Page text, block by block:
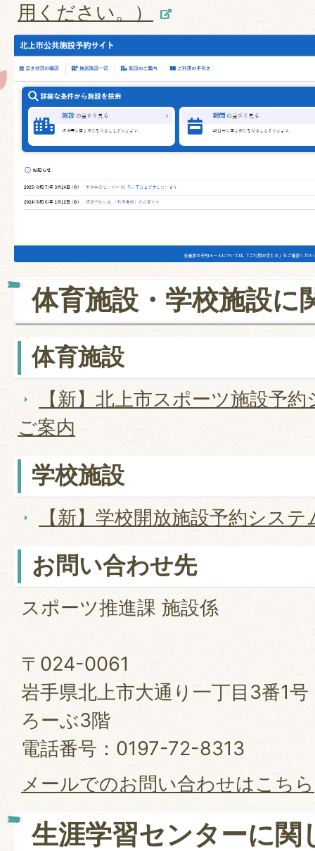
用ください。）
体育施設・学校施設に
体育施設
【新】北上市スポーツ施設予
ご案内
学校施設
【新】学校開放施設予約シス
お問い合わせ先
スポーツ推進課 施設係
〒024-0061
岩手県北上市大通り一丁目3番1
ろーぶ3階
電話番号：0197-72-8313
メールでのお問い合わせはこちら
生涯学習センターに関